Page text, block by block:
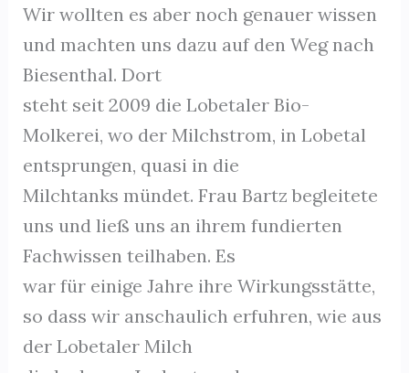
Wir wollten es aber noch genauer wissen
und machten uns dazu auf den Weg nach
Biesenthal. Dort
steht seit 2009 die Lobetaler Bio-
Molkerei, wo der Milchstrom, in Lobetal
entsprungen, quasi in die
Milchtanks mündet. Frau Bartz begleitete
uns und ließ uns an ihrem fundierten
Fachwissen teilhaben. Es
war für einige Jahre ihre Wirkungsstätte,
so dass wir anschaulich erfuhren, wie aus
der Lobetaler Milch